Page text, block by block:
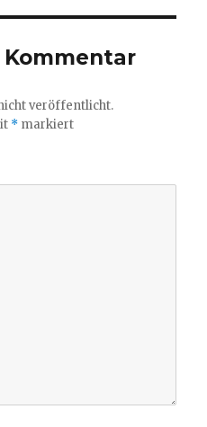
Kommentar
veröffentlicht.
* markiert